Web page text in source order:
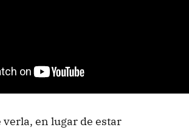
en lugar de estar